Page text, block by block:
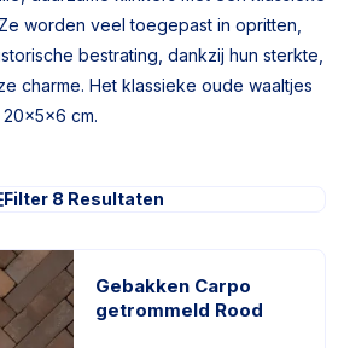
worden veel toegepast in opritten,
bestrating, dankzij hun sterkte,
charme. Het klassieke oude waaltjes
cm.
Filter 8 Resultaten
Gebakken Carpo
getrommeld Rood